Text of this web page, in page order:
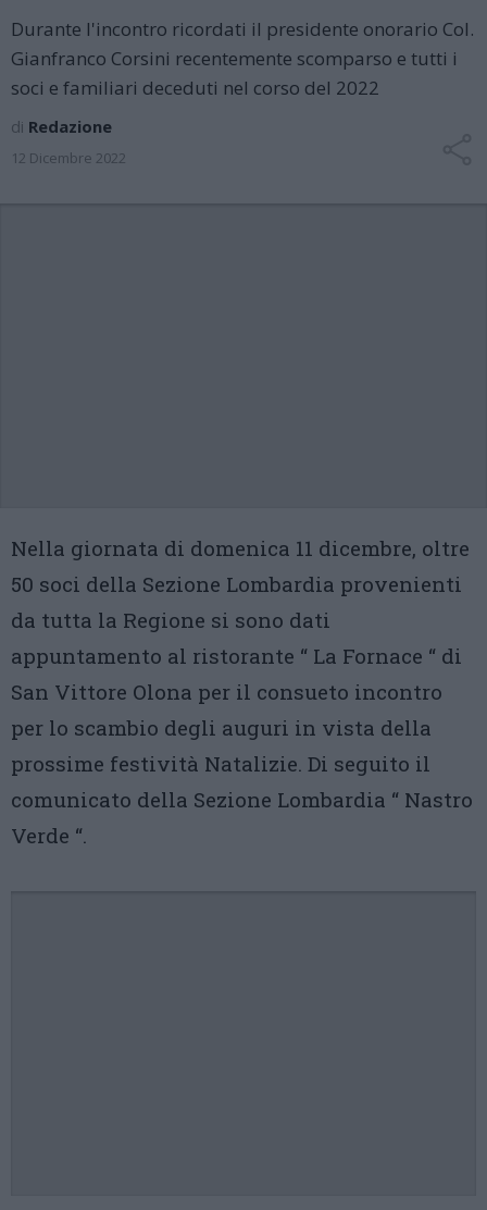
Durante l'incontro ricordati il presidente onorario Col.
Gianfranco Corsini recentemente scomparso e tutti i
soci e familiari deceduti nel corso del 2022
di Redazione
12 Dicembre 2022
Nella giornata di domenica 11 dicembre, oltre
50 soci della Sezione Lombardia provenienti
da tutta la Regione si sono dati
appuntamento al ristorante “ La Fornace “ di
San Vittore Olona per il consueto incontro
per lo scambio degli auguri in vista della
prossime festività Natalizie. Di seguito il
comunicato della Sezione Lombardia “ Nastro
Verde “.